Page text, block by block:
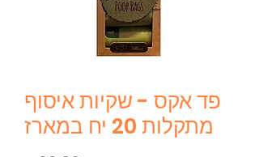
פד אקס - שקיות איסוף
מתקלות 20 יח במארז